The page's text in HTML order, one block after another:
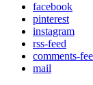
facebook
pinterest
instagram
rss-feed
comments-
mail